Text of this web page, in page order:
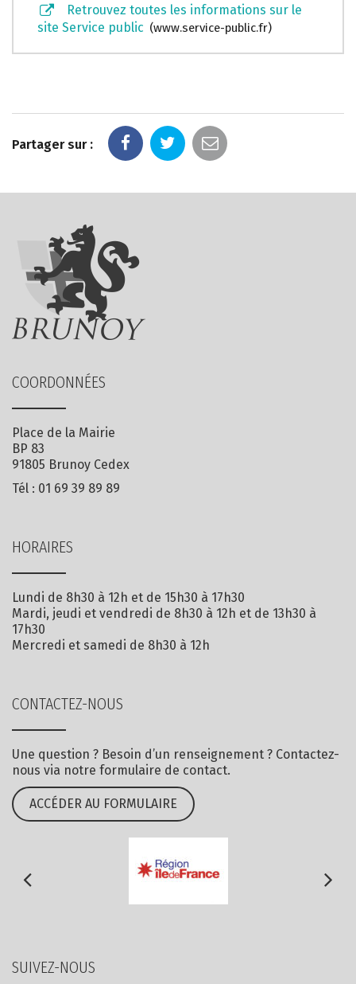
Retrouvez toutes les informations sur le
site Service public
www.service-public.fr
Partager sur :
COORDONNÉES
Place de la Mairie
BP 83
91805 Brunoy Cedex
Tél : 01 69 39 89 89
HORAIRES
Lundi de 8h30 à 12h et de 15h30 à 17h30
Mardi, jeudi et vendredi de 8h30 à 12h et de 13h30 à
17h30
Mercredi et samedi de 8h30 à 12h
CONTACTEZ-NOUS
Une question ? Besoin d’un renseignement ? Contactez-
nous via notre formulaire de contact.
ACCÉDER AU FORMULAIRE
SUIVEZ-NOUS